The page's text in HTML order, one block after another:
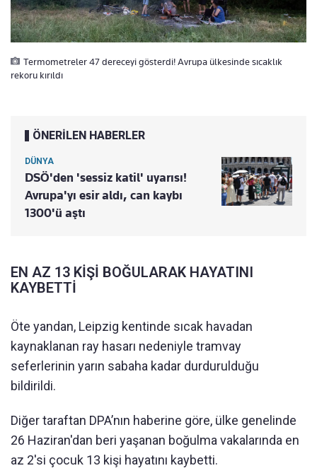
Termometreler 47 dereceyi gösterdi! Avrupa ülkesinde sıcaklık
rekoru kırıldı
ÖNERİLEN HABERLER
DÜNYA
DSÖ'den 'sessiz katil' uyarısı!
Avrupa'yı esir aldı, can kaybı
1300'ü aştı
EN AZ 13 KİŞİ BOĞULARAK HAYATINI
KAYBETTİ
Öte yandan, Leipzig kentinde sıcak havadan
kaynaklanan ray hasarı nedeniyle tramvay
seferlerinin yarın sabaha kadar durdurulduğu
bildirildi.
Diğer taraftan DPA’nın haberine göre, ülke genelinde
26 Haziran'dan beri yaşanan boğulma vakalarında en
az 2'si çocuk 13 kişi hayatını kaybetti.